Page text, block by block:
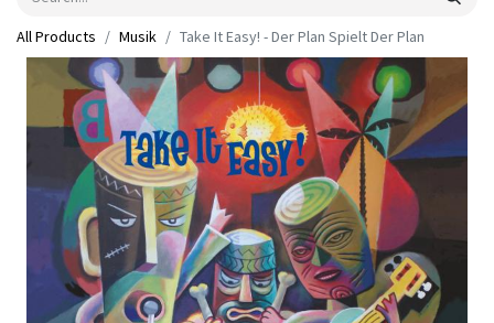
All Products Musik Take It Easy! - Der Plan Spielt Der Plan